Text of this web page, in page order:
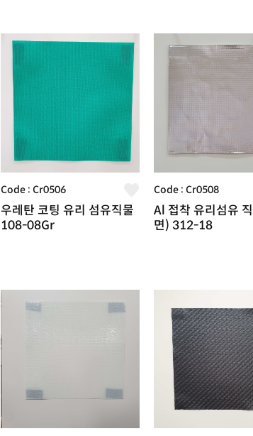
Code : Cr0506
우레탄 코팅 유리 섬유직물
108-08Gr
Code : Cr0508
Al 접착 유리섬유
면) 312-18